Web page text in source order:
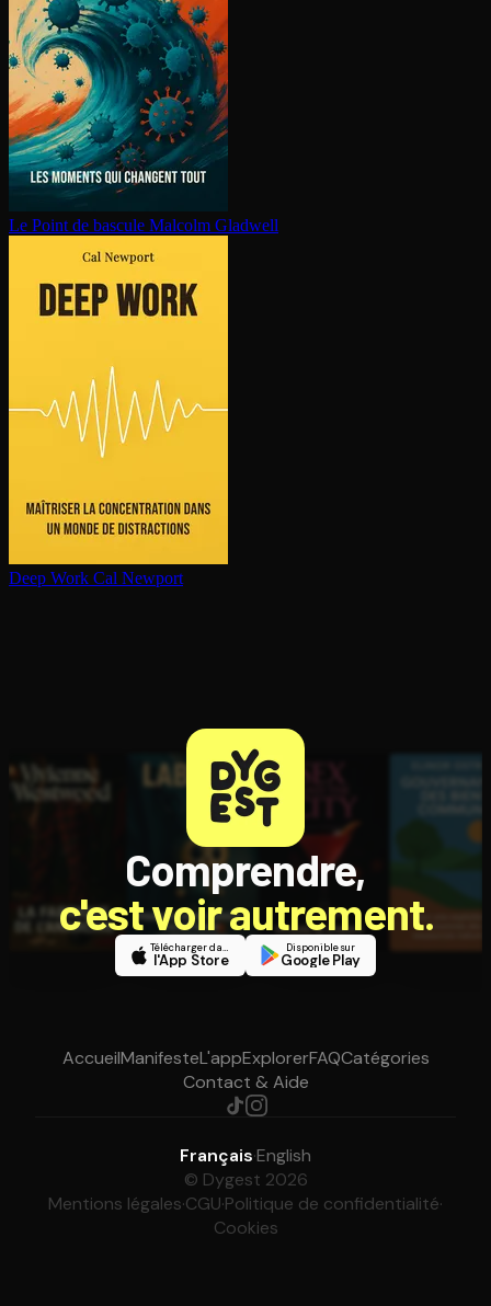
Le Point de bascule Malcolm Gladwell
Deep Work Cal Newport
Comprendre,
c'est voir autrement.
Télécharger dans
l'App Store
Disponible sur
Google Play
AccueilManifesteL'appExplorerFAQCatégories
Contact & Aide
Français·English
© Dygest 2026
Mentions légales·CGU·Politique de confidentialité·
Cookies